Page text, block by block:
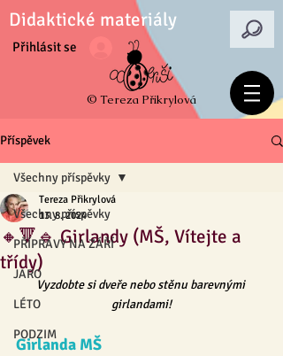
Didaktické materiály
Přihlásit se
© Tereza Přikrylová
Příspěvek
Všechny příspěvky
PŘÍPRAVY NA ZÁŘÍ
JARO
LÉTO
PODZIM
Všechny příspěvky
🔸🔻🔹 Girlandy (MŠ, Vítejte a
třídy)
Tereza Přikrylová
13. 8. 2024
Vyzdobte si dveře nebo stěnu barevnými
girlandami!
Girlanda MŠ